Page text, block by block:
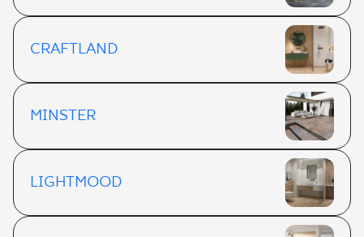
CRAFTLAND
MINSTER
LIGHTMOOD